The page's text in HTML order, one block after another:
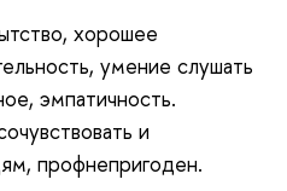
хорошее
умение слушать
эмпатичность.
и
профнепригоден.